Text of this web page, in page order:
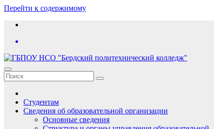
Перейти к содержимому
Студентам
Сведения об образовательной организации
Основные сведения